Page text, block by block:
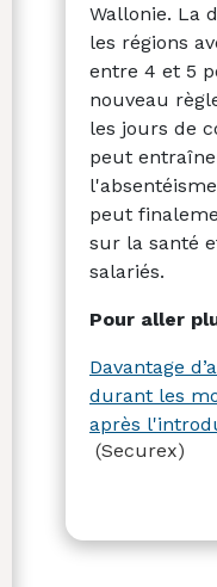
Wallonie. La
les régions
entre 4 et 5
nouveau
les jours de
peut
peut
sur la santé
salariés.
Pour aller
Davantage
durant les
après
(Securex)